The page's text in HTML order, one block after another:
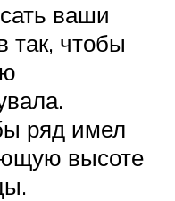
ваши
так, чтобы
ряд имел
высоте